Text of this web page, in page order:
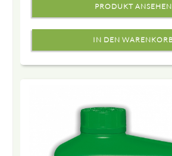
PRODUKT ANSEHEN